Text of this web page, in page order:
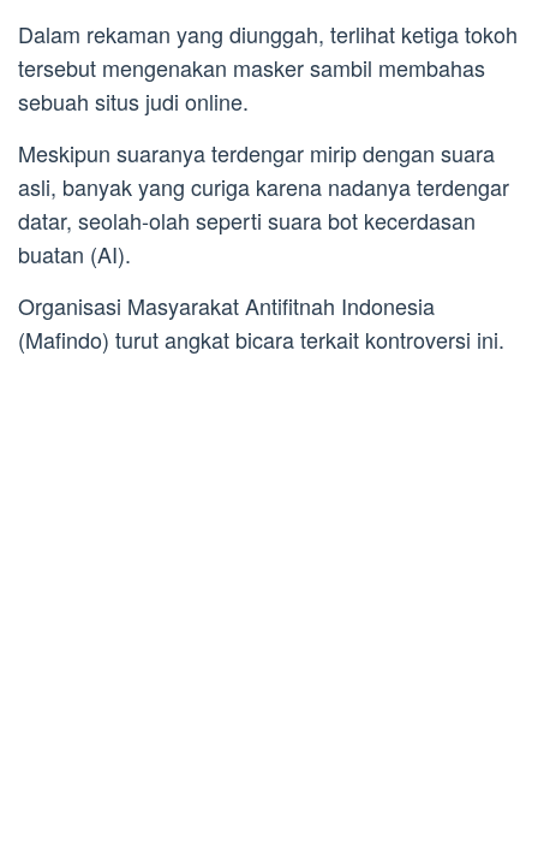
Dalam rekaman yang diunggah, terlihat ketiga tokoh
tersebut mengenakan masker sambil membahas
sebuah situs judi online.
Meskipun suaranya terdengar mirip dengan suara
asli, banyak yang curiga karena nadanya terdengar
datar, seolah-olah seperti suara bot kecerdasan
buatan (AI).
Organisasi Masyarakat Antifitnah Indonesia
(Mafindo) turut angkat bicara terkait kontroversi ini.